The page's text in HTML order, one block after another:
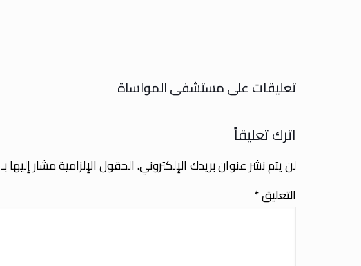
تعليقات على مستشفى المواساة
اترك تعليقاً
لن يتم نشر عنوان بريدك الإلكتروني.الحقول الإلزامية مشار إليها بـ
التعليق*